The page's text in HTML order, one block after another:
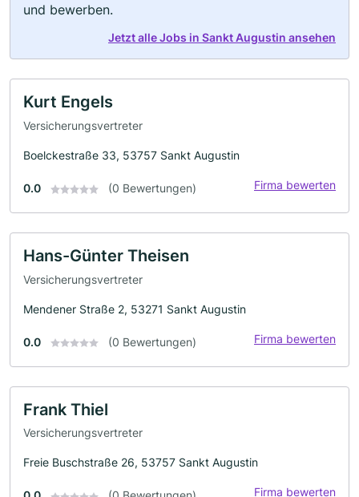
und bewerben.
Jetzt alle Jobs in Sankt Augustin ansehen
Kurt Engels
Versicherungsvertreter
Boelckestraße 33, 53757 Sankt Augustin
0.0 (0 Bewertungen) Firma bewerten
Hans-Günter Theisen
Versicherungsvertreter
Mendener Straße 2, 53271 Sankt Augustin
0.0 (0 Bewertungen) Firma bewerten
Frank Thiel
Versicherungsvertreter
Freie Buschstraße 26, 53757 Sankt Augustin
Firma bewerten